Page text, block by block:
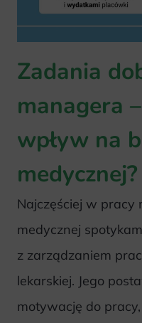
Zadania
managera
wpływ na
medycznej?
Najczęściej w pracy
medycznej
z zarządzaniem
lekarskiej. Jego
motywację do